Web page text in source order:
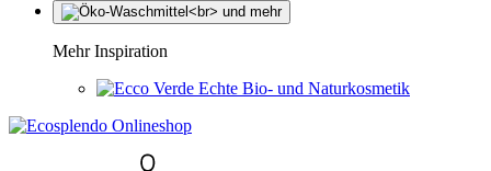
Mehr Inspiration
Echte Bio- und Naturkosmetik